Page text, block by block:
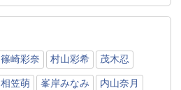
篠崎彩奈 村山彩希 茂木忍
相笠萌 峯岸みなみ 内山奈月